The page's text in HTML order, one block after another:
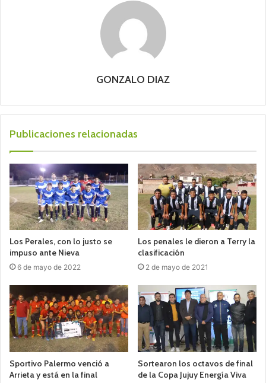
GONZALO DIAZ
Publicaciones relacionadas
Los Perales, con lo justo se
impuso ante Nieva
6 de mayo de 2022
Los penales le dieron a Terry la
clasificación
2 de mayo de 2021
Sportivo Palermo venció a
Arrieta y está en la final
Sortearon los octavos de final
de la Copa Jujuy Energía Viva